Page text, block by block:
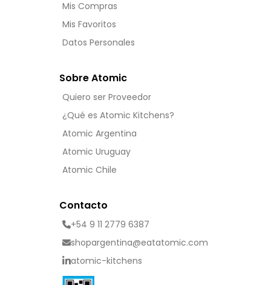
Mis Compras
Mis Favoritos
Datos Personales
Sobre Atomic
Quiero ser Proveedor
¿Qué es Atomic Kitchens?
Atomic Argentina
Atomic Uruguay
Atomic Chile
Contacto
+54 9 11 2779 6387
shopargentina@eatatomic.com
atomic-kitchens